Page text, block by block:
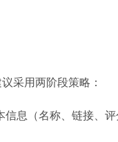
采用两阶段策略：
信息（名称、链接、